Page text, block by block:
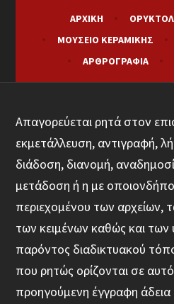
ΑΡΧΙΚΉ
ΜΟΥΣΕΊΟ ΚΕΡΑΜΙΚΉΣ
ΑΡΘΡΟΓΡΑΦΊΑ
Απαγορεύεται ρητά στον
εκμετάλλευση, αντιγραφή,
διάδοση, διανομή,
μετάδοση ή η με
περιεχομένου των αρχείων,
των κειμένων καθώς και
παρόντος διαδικτυακού
που ρητώς ορίζονται σε
προηγούμενη έγγραφη άδεια